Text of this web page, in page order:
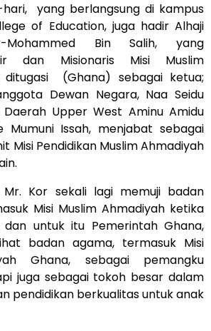
yang berlangsung di kampus
of Education, juga hadir Alhaji
Mohammed Bin Salih, yang
dan Misionaris Misi Muslim
ditugasi (Ghana) sebagai ketua;
Dewan Negara, Naa Seidu
Upper West Aminu Amidu
Mumuni Issah, menjabat sebagai
Misi Pendidikan Muslim Ahmadiyah
Mr. Kor sekali lagi memuji badan
Misi Muslim Ahmadiyah ketika
dan untuk itu Pemerintah Ghana,
badan agama, termasuk Misi
Ghana, sebagai pemangku
juga sebagai tokoh besar dalam
pendidikan berkualitas untuk anak